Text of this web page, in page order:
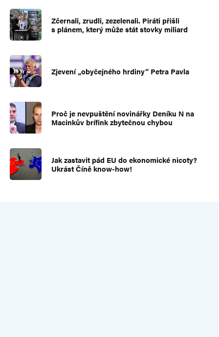
Zčernali, zrudli, zezelenali. Piráti přišli
s plánem, který může stát stovky miliard
Zjevení „obyčejného hrdiny“ Petra Pavla
Proč je nevpuštění novinářky Deníku N na
Macinkův brífink zbytečnou chybou
Jak zastavit pád EU do ekonomické nicoty?
Ukrást Číně know-how!